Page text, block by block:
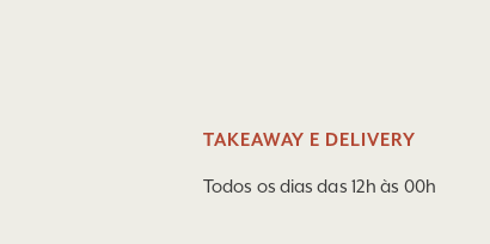
TAKEAWAY E DELIVERY
Todos os dias das 12h às 00h